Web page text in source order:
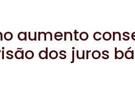
aumento
dos juros